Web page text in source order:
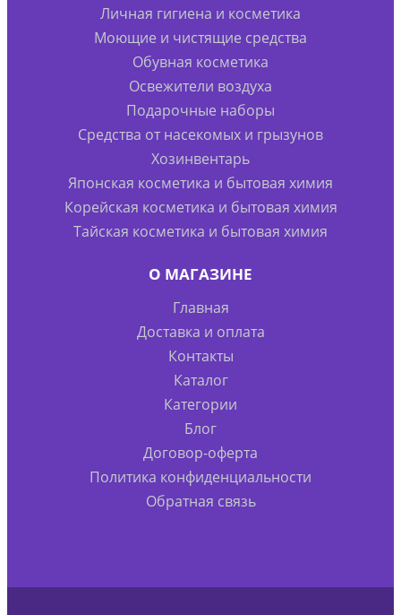
Личная гигиена и косметика
Моющие и чистящие средства
Обувная косметика
Освежители воздуха
Подарочные наборы
Средства от насекомых и грызунов
Хозинвентарь
Японская косметика и бытовая химия
Корейская косметика и бытовая химия
Тайская косметика и бытовая химия
О МАГАЗИНЕ
Главная
Доставка и оплата
Контакты
Каталог
Категории
Блог
Договор-оферта
Политика конфиденциальности
Обратная связь